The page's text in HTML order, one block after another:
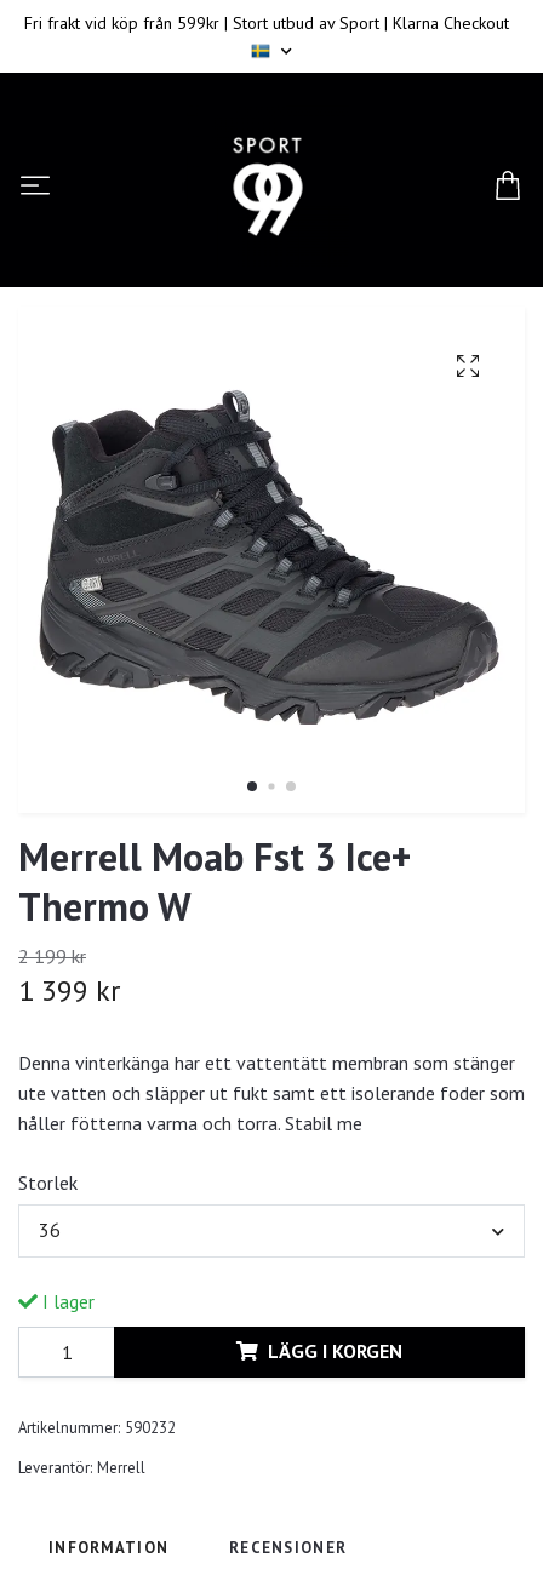
Fri frakt vid köp från 599kr | Stort utbud av Sport | Klarna Checkout
Merrell Moab Fst 3 Ice+
Thermo W
2 199 kr
1 399 kr
Denna vinterkänga har ett vattentätt membran som stänger
ute vatten och släpper ut fukt samt ett isolerande foder som
håller fötterna varma och torra. Stabil me
Storlek
36
I lager
LÄGG I KORGEN
Artikelnummer: 590232
Leverantör: Merrell
INFORMATION RECENSIONER